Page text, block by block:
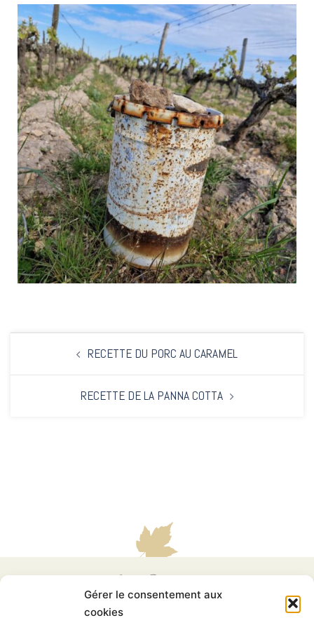
Gérer le consentement aux
cookies
RECETTE DU PORC AU CARAMEL
RECETTE DE LA PANNA COTTA